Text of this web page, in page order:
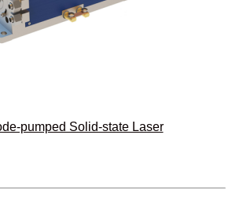
pumped Solid-state Laser